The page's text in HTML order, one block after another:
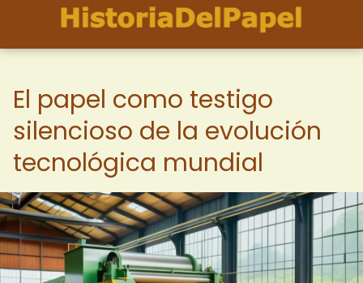
El papel como testigo
silencioso de la evolución
tecnológica mundial